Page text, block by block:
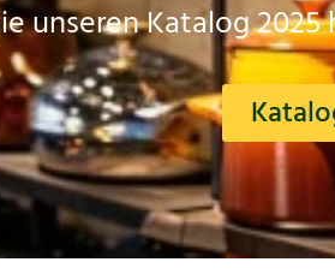
unseren Katalog 2025